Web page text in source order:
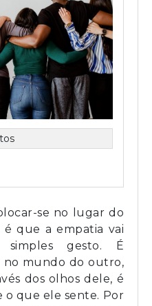
se no lugar do
que a empatia vai
gesto. É
no mundo do outro,
dos olhos dele, é
que ele sente. Por